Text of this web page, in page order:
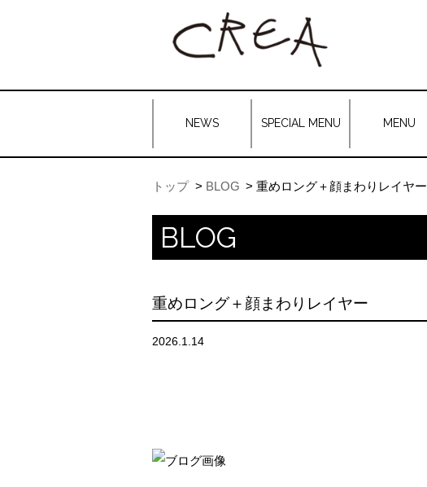
NEWS SPECIAL MENU MENU
トップ BLOG 重めロング＋顔まわりレイヤー
BLOG
重めロング＋顔まわりレイヤー
2026.1.14